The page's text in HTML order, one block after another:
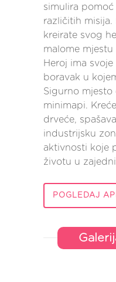
simulira
različitih
kreirate svog
malome mjestu
Heroj ima
boravak u
Sigurno mjesto
minimapi.
drveće,
industrijsku
aktivnosti koje
životu u
POGLEDAJ